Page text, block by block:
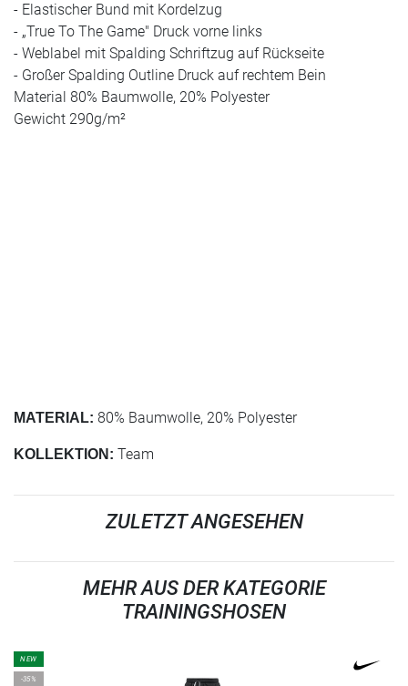
- Elastischer Bund mit Kordelzug
- „True To The Game" Druck vorne links
- Weblabel mit Spalding Schriftzug auf Rückseite
- Großer Spalding Outline Druck auf rechtem Bein
Material 80% Baumwolle, 20% Polyester
Gewicht 290g/m²
MATERIAL: 80% Baumwolle, 20% Polyester
KOLLEKTION: Team
ZULETZT ANGESEHEN
MEHR AUS DER KATEGORIE
TRAININGSHOSEN
NEW
-35%